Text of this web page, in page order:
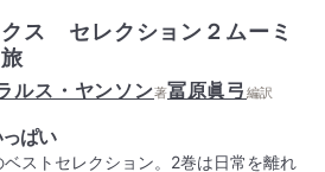
ス セレクション２ムーミ
ルス・ヤンソン著冨原眞弓編訳
ぱい
ストセレクション。2巻は日常を離れ